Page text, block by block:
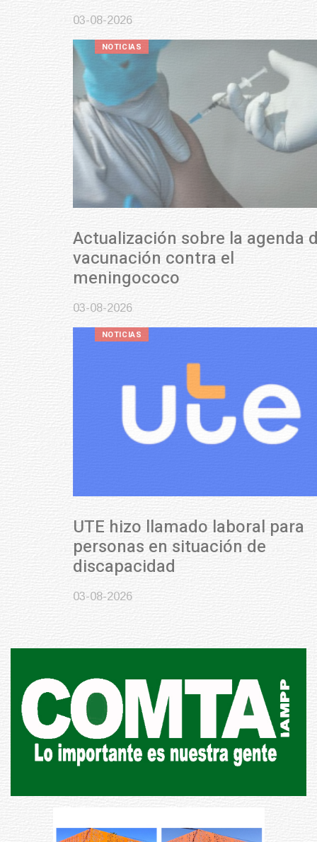
03-08-2026
Actualización sobre la agenda de
vacunación contra el
meningococo
03-08-2026
NOTICIAS
UTE hizo llamado laboral para
personas en situación de
discapacidad
03-08-2026